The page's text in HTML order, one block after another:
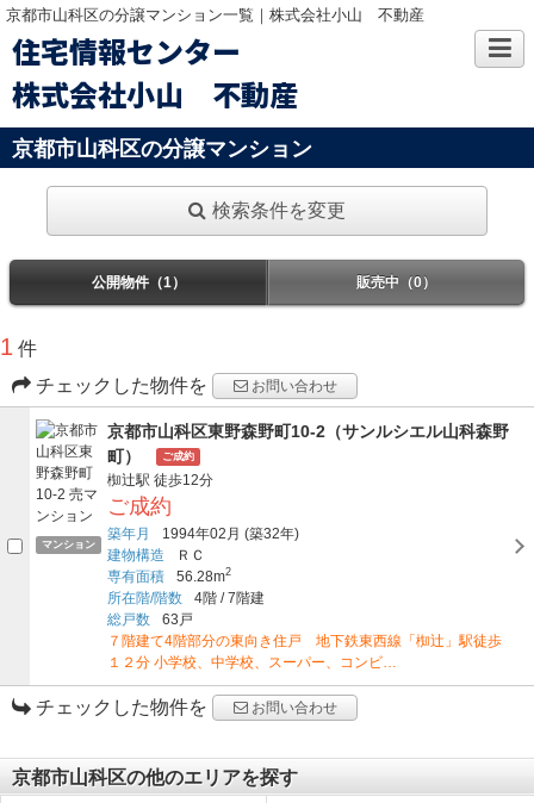
京都市山科区の分譲マンション一覧｜株式会社小山 不動産
住宅情報センター
株式会社小山 不動産
京都市山科区の分譲マンション
検索条件を変更
公開物件（1） 販売中（0）
1 件
チェックした物件を
お問い合わせ
マンション
京都市山科区東野森野町10-2（サンルシエル山科森野
町）
ご成約
椥辻駅 徒歩12分
ご成約
築年月 1994年02月 (築32年)
建物構造
ＲＣ
専有面積
56.28m2
所在階/階数 4階 /7階建
総戸数
63戸
７階建て4階部分の東向き住戸 地下鉄東西線「椥辻」駅徒歩
１２分 小学校、中学校、スーパー、コンビ…
チェックした物件を お問い合わせ
京都市山科区の他のエリアを探す